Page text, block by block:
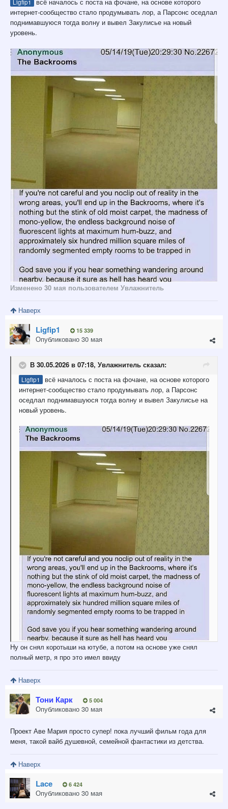
Ligfip1
интернет-сообщество стало продумывать лор, а Парсонс оседлал
поднимавшуюся тогда волну и вывел Закулисье на новый
уровень.
Изменено 30 мая пользователем Увлажнитель
Наверх
Ligfip1 15 339
Опубликовано 30 мая
В 30.05.2026 в 07:18, Увлажнитель сказал:
Ligfip1
всё началось с поста на фочане, на основе которого
интернет-сообщество стало продумывать лор, а Парсонс
оседлал поднимавшуюся тогда волну и вывел Закулисье на
новый уровень.
Ну он снял коротыши на ютубе, а потом на основе уже снял
полный метр, я про это имел ввиду
Наверх
Тони Карк 5 004
Опубликовано 30 мая
Проект Аве Мария просто супер! пока лучший фильм года для
меня, такой вайб душевной, семейной фантастики из детства.
Наверх
Lace 6 424
Опубликовано 30 мая